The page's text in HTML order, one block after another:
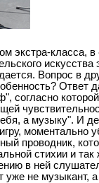
экстра-класса, в
искусства
Вопрос в
Ответ
согласно
а музыку". И
моментально
проводник,
стихии и
в ней
уже не музыкант,